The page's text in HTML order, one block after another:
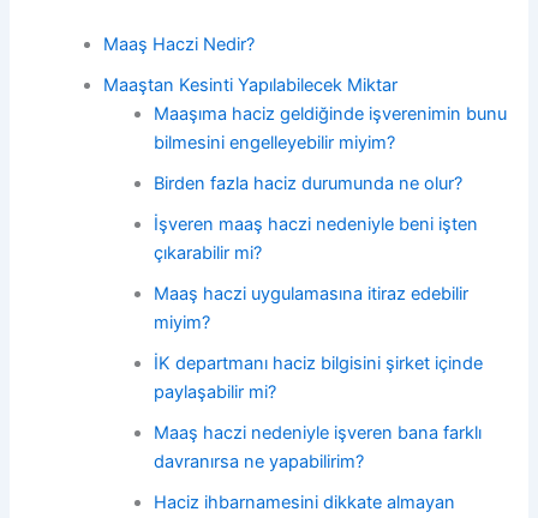
Maaş Haczi Nedir?
Maaştan Kesinti Yapılabilecek Miktar
Maaşıma haciz geldiğinde işverenimin bunu
bilmesini engelleyebilir miyim?
Birden fazla haciz durumunda ne olur?
İşveren maaş haczi nedeniyle beni işten
çıkarabilir mi?
Maaş haczi uygulamasına itiraz edebilir
miyim?
İK departmanı haciz bilgisini şirket içinde
paylaşabilir mi?
Maaş haczi nedeniyle işveren bana farklı
davranırsa ne yapabilirim?
Haciz ihbarnamesini dikkate almayan